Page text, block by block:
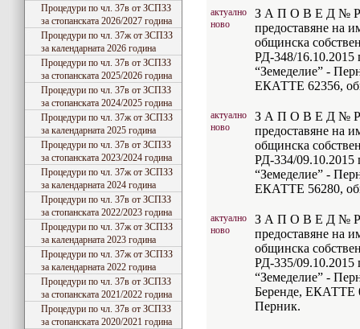
Процедури по чл. 37в от ЗСПЗЗ
за стопанската 2026/2027 година
Процедури по чл. 37ж от ЗСПЗЗ
за календарната 2026 година
Процедури по чл. 37в от ЗСПЗЗ
за стопанската 2025/2026 година
Процедури по чл. 37в от ЗСПЗЗ
за стопанската 2024/2025 година
Процедури по чл. 37ж от ЗСПЗЗ
за календарната 2025 година
Процедури по чл. 37в от ЗСПЗЗ
за стопанската 2023/2024 година
Процедури по чл. 37ж от ЗСПЗЗ
за календарната 2024 година
Процедури по чл. 37в от ЗСПЗЗ
за стопанската 2022/2023 година
Процедури по чл. 37ж от ЗСПЗЗ
за календарната 2023 година
Процедури по чл. 37ж от ЗСПЗЗ
за календарната 2022 година
Процедури по чл. 37в от ЗСПЗЗ
за стопанската 2021/2022 година
Процедури по чл. 37в от ЗСПЗЗ
за стопанската 2020/2021 година
актуално
ново
З А П О В Е Д №
предоставяне на
общинска
РД-348/16.10.2015
“Земеделие” -
ЕКАТТЕ 62356,
актуално
ново
З А П О В Е Д №
предоставяне на
общинска
РД-334/09.10.2015
“Земеделие” -
ЕКАТТЕ 56280,
актуално
ново
З А П О В Е Д №
предоставяне на
общинска
РД-335/09.10.2015
“Земеделие” -
Беренде, ЕКАТТЕ
Перник.